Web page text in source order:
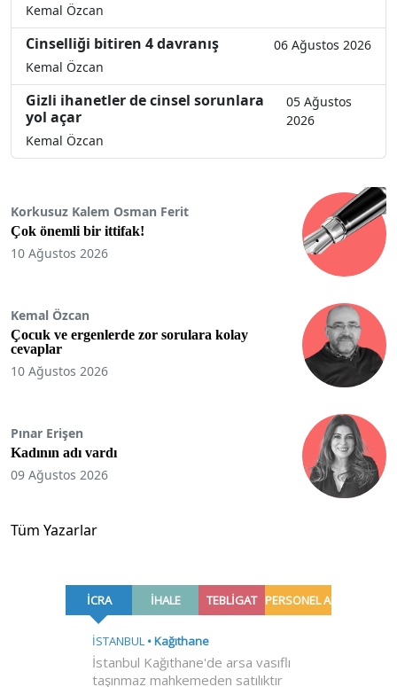
Kemal Özcan
Cinselliği bitiren 4 davranış
06 Ağustos 2026
Kemal Özcan
Gizli ihanetler de cinsel sorunlara
yol açar
05 Ağustos
2026
Kemal Özcan
Korkusuz Kalem Osman Ferit
Çok önemli bir ittifak!
10 Ağustos 2026
Kemal Özcan
Çocuk ve ergenlerde zor sorulara kolay
cevaplar
10 Ağustos 2026
Pınar Erişen
Kadının adı vardı
09 Ağustos 2026
Tüm Yazarlar